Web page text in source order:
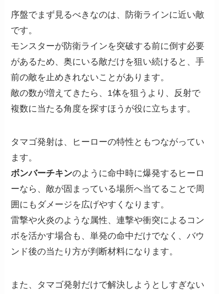
序盤でまず見るべきなのは、防衛ラインに近い敵
です。
モンスターが防衛ラインを突破する前に倒す必要
があるため、奥にいる敵だけを狙い続けると、手
前の敵を止めきれないことがあります。
敵の数が増えてきたら、1体を狙うより、反射で
複数に当たる角度を探すほうが役に立ちます。
タマゴ発射は、ヒーローの特性ともつながってい
ます。
ボンバーチキンのように命中時に爆発するヒーロ
ーなら、敵が固まっている場所へ当てることで周
囲にもダメージを広げやすくなります。
雷撃や火炎のような属性、連撃や衝突によるコン
ボを活かす場合も、単発の命中だけでなく、バウ
ンド後の当たり方が判断材料になります。
また、タマゴ発射だけで解決しようとしすぎない